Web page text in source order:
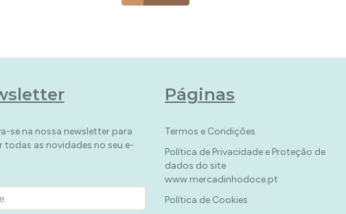
se na nossa newsletter para
todas as novidades no seu e-
Páginas
Termos e Condições
Política de Privacidade e Proteção de
dados do site
www.mercadinhodoce.pt
Política de Cookies